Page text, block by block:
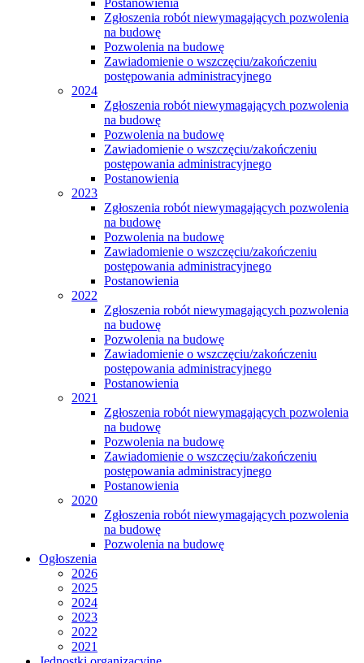
Postanowienia
Zgłoszenia robót niewymagających pozwolenia
na budowę
Pozwolenia na budowę
Zawiadomienie o wszczęciu/zakończeniu
postępowania administracyjnego
2024
Zgłoszenia robót niewymagających pozwolenia
na budowę
Pozwolenia na budowę
Zawiadomienie o wszczęciu/zakończeniu
postępowania administracyjnego
Postanowienia
2023
Zgłoszenia robót niewymagających pozwolenia
na budowę
Pozwolenia na budowę
Zawiadomienie o wszczęciu/zakończeniu
postępowania administracyjnego
Postanowienia
2022
Zgłoszenia robót niewymagających pozwolenia
na budowę
Pozwolenia na budowę
Zawiadomienie o wszczęciu/zakończeniu
postępowania administracyjnego
Postanowienia
2021
Zgłoszenia robót niewymagających pozwolenia
na budowę
Pozwolenia na budowę
Zawiadomienie o wszczęciu/zakończeniu
postępowania administracyjnego
Postanowienia
2020
Zgłoszenia robót niewymagających pozwolenia
na budowę
Pozwolenia na budowę
Ogłoszenia
2026
2025
2024
2023
2022
2021